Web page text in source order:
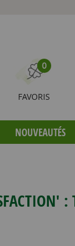
0
FAVORIS
NOUVEAUTÉS